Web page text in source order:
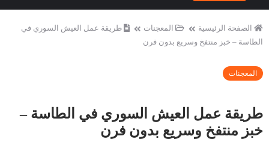
الصفحة الرئيسية المعجنات
طريقة عمل العيش السوري في
الطاسة – خبز منتفخ وسريع بدون فرن
المعجنات
طريقة عمل العيش السوري في الطاسة –
خبز منتفخ وسريع بدون فرن